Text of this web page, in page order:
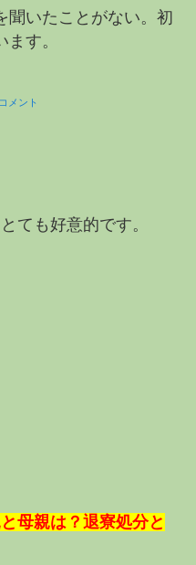
聞いたことがない。初
す。
メント
ても好意的です。
母親は？退寮処分と